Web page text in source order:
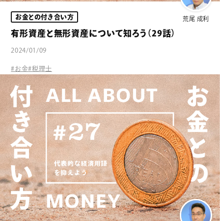
荒尾 成利
お金との付き合い方
有形資産と無形資産について知ろう（29話）
2024/01/09
#お金#税理士